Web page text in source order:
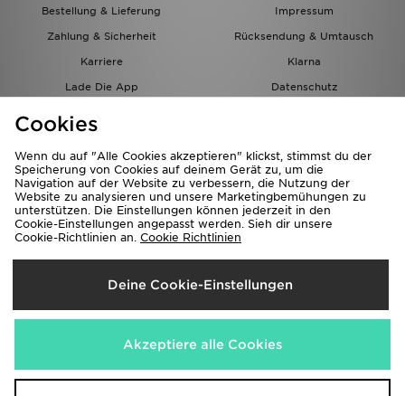
Bestellung & Lieferung
Impressum
Zahlung & Sicherheit
Rücksendung & Umtausch
Karriere
Klarna
Lade Die App
Datenschutz
Lieferung Nach
Österreich
Wir akzeptieren folgende Zahlungsmethoden
Cookies
Wenn du auf "Alle Cookies akzeptieren" klickst, stimmst du der
Speicherung von Cookies auf deinem Gerät zu, um die
Navigation auf der Website zu verbessern, die Nutzung der
Website zu analysieren und unsere Marketingbemühungen zu
unterstützen. Die Einstellungen können jederzeit in den
Cookie-Einstellungen angepasst werden. Sieh dir unsere
Cookie-Richtlinien an. Cookie Richtlinien
Deine Cookie-Einstellungen
Akzeptiere alle Cookies